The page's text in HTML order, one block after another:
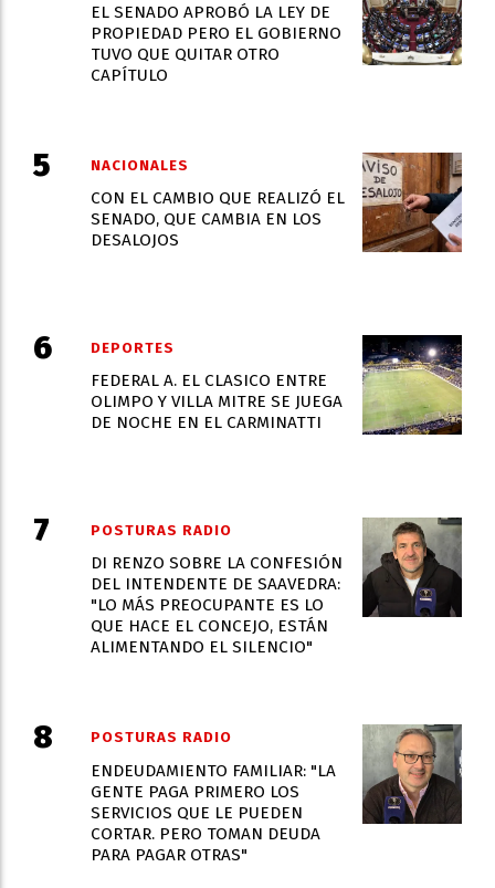
EL SENADO APROBÓ LA LEY DE
PROPIEDAD PERO EL GOBIERNO
TUVO QUE QUITAR OTRO
CAPÍTULO
CON EL CAMBIO QUE REALIZÓ EL
SENADO, QUE CAMBIA EN LOS
DESALOJOS
NACIONALES
FEDERAL A. EL CLASICO ENTRE
OLIMPO Y VILLA MITRE SE JUEGA
DE NOCHE EN EL CARMINATTI
DEPORTES
DI RENZO SOBRE LA CONFESIÓN
DEL INTENDENTE DE SAAVEDRA:
"LO MÁS PREOCUPANTE ES LO
QUE HACE EL CONCEJO, ESTÁN
ALIMENTANDO EL SILENCIO"
POSTURAS RADIO
ENDEUDAMIENTO FAMILIAR: "LA
GENTE PAGA PRIMERO LOS
SERVICIOS QUE LE PUEDEN
CORTAR. PERO TOMAN DEUDA
PARA PAGAR OTRAS"
POSTURAS RADIO